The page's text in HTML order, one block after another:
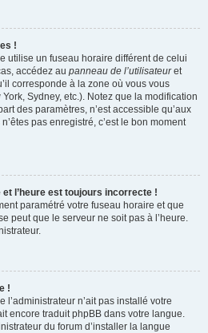
!
utilise un fuseau horaire différent de celui
accédez au panneau de l’utilisateuret
corresponde à la zone où vous vous
Sydney, etc.). Notez que la modification
des paramètres, n’est accessible qu’aux
pas enregistré, c’est le bon moment
l’heure est toujours incorrecte !
paramétré votre fuseau horaire et que
peut que le serveur ne soit pas à l’heure.
!
l’administrateur n’ait pas installé votre
encore traduit phpBB dans votre langue.
du forum d’installer la langue